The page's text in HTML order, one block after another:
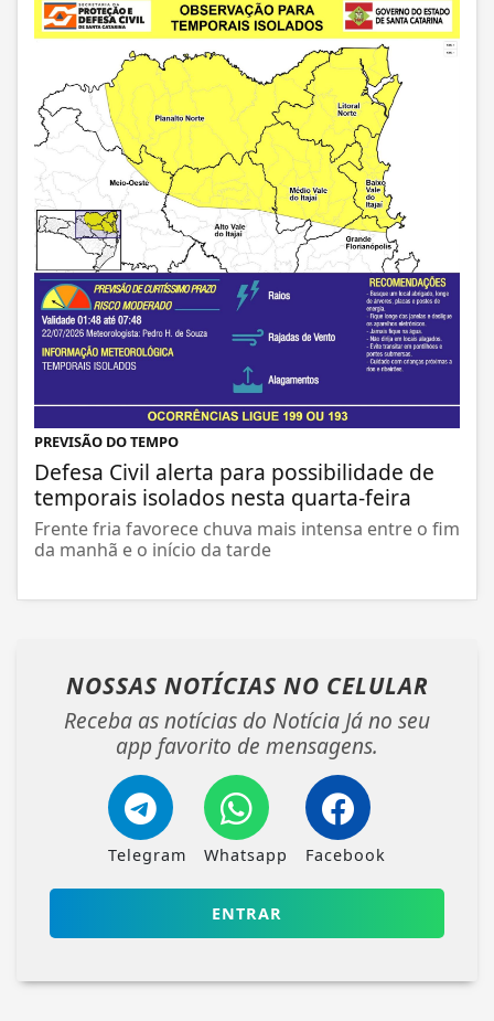
PREVISÃO DO TEMPO
Defesa Civil alerta para possibilidade de
temporais isolados nesta quarta-feira
Frente fria favorece chuva mais intensa entre o fim
da manhã e o início da tarde
NOSSAS NOTÍCIAS NO CELULAR
Receba as notícias do Notícia Já no seu
app favorito de mensagens.
Telegram Whatsapp Facebook
ENTRAR